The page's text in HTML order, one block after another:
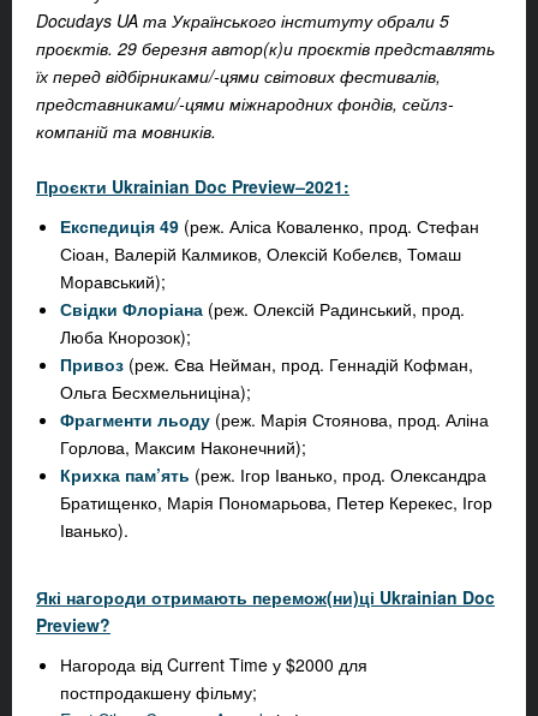
Docudays UA та Українського інституту обрали 5
проєктів. 29 березня автор(к)и проєктів представлять
їх перед відбірниками/-цями світових фестивалів,
представниками/-цями міжнародних фондів, сейлз-
компаній та мовників.
Проєкти Ukrainian Doc Preview–2021:
Експедиція 49 (реж. Аліса Коваленко, прод. Стефан
Сіоан, Валерій Калмиков, Олексій Кобелєв, Томаш
Моравський);
Свідки Флоріана (реж. Олексій Радинський, прод.
Люба Кнорозок);
Привоз (реж. Єва Нейман, прод. Геннадій Кофман,
Ольга Бесхмельниціна);
Фрагменти льоду (реж. Марія Стоянова, прод. Аліна
Горлова, Максим Наконечний);
Крихка пам’ять (реж. Ігор Іванько, прод. Олександра
Братищенко, Марія Пономарьова, Петер Керекес, Ігор
Іванько).
Які нагороди отримають перемож(ни)ці Ukrainian Doc
Preview?
Нагорода від Current Time у $2000 для
постпродакшену фільму;